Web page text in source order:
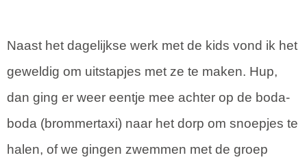
Naast het dagelijkse werk met de kids vond ik het
geweldig om uitstapjes met ze te maken. Hup,
dan ging er weer eentje mee achter op de boda-
boda (brommertaxi) naar het dorp om snoepjes te
halen, of we gingen zwemmen met de groep